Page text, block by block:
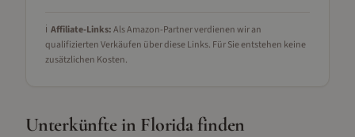
ℹ️ Affiliate-Links:Als Amazon-Partner verdienen wir an
qualifizierten Verkäufen über diese Links. Für Sie entstehen keine
zusätzlichen Kosten.
Unterkünfte in Floridafinden